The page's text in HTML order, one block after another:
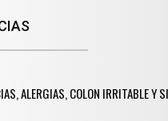
ALERGIAS, COLON IRRITABLE Y